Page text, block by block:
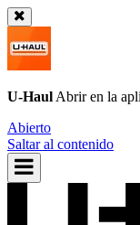
U-Haul Abrir en la
Abierto
Saltar al contenido